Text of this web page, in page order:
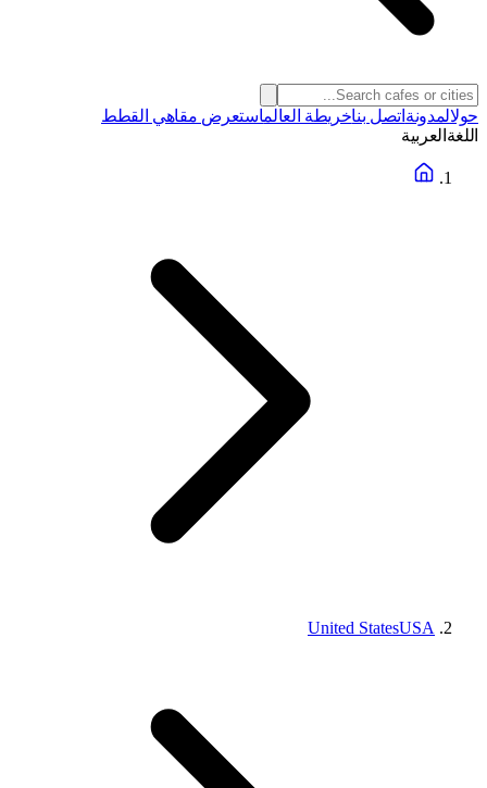
حولالمدونة اتصل بناخريطة العالماستعرض مقاهي القطط
اللغة العربية
United StatesUSA